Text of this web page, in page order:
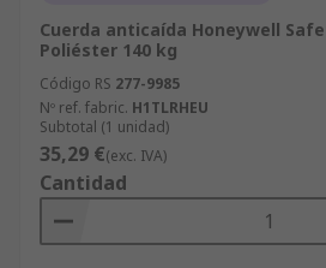
Cuerda anticaída Honeywell
Poliéster 140 kg
Código RS 277-9985
Nº ref. fabric. H1TLRHEU
Subtotal (1 unidad)
35,29 €(exc. IVA)
Cantidad